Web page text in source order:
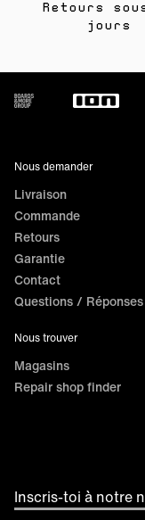
Retours
jours
Footer
Nous demander
Livraison
Commande
Retours
Garantie
Contact
Questions / Réponses
Nous trouver
Magasins
Repair shop finder
Inscris-toi à notre